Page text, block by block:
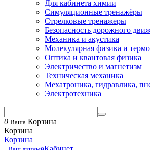
Для кабинета химии
Симуляционные тренажёры
Стрелковые тренажеры
Безопасность дорожного
Механика и акустика
Молекулярная физика и
Оптика и квантовая физика
Электричество и магнетизм
Техническая механика
Мехатроника, гидравлика,
Электротехника
0 Ваша Корзина
Корзина
Корзина